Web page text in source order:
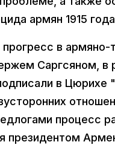
армян 1915
в
Саргсяном, в
в Цюрихе
процесс
президентом